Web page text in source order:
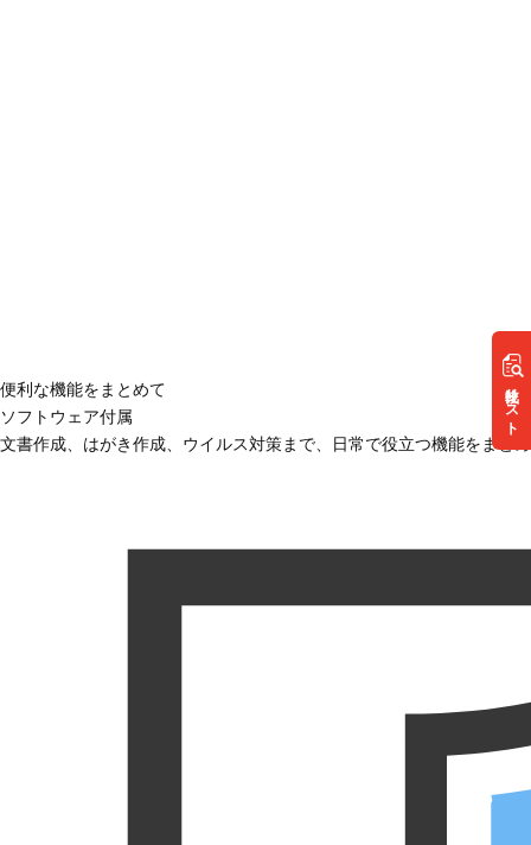
リスト
便利な機能をまとめて
ソフトウェア付属
文書作成、はがき作成、ウイルス対策まで、日常で役立つ機能をまと